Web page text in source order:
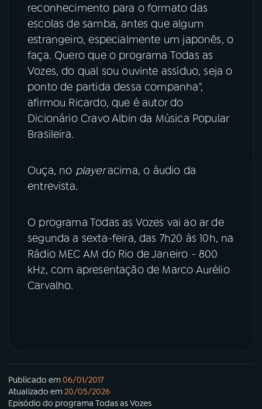
YouTube Facebook
Instagram
reconhecimento para o formato das
escolas de samba, antes que algum
estrangeiro, especialmente um japonês, o
faça. Quero que o programa Todas as
Vozes, do qual sou ouvinte assíduo, seja o
ponto de partida dessa companha",
afirmou Ricardo, que é autor do
Dicionário Cravo Albin da Música Popular
Brasileira.
Ouça, no playeracima, o áudio da
entrevista.
O programa Todas as Vozes vai ao ar de
segunda a sexta-feira, das 7h20 às 10h, na
Rádio MEC AM do Rio de Janeiro - 800
kHz, com apresentação de Marco Aurélio
Carvalho.
Publicado em06/01/2017
Atualizado em20/05/2026
Episódio do programa Todas as Vozes